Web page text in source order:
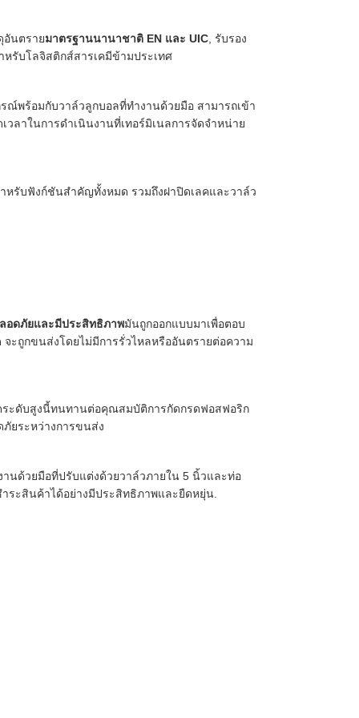
อันตรายมาตรฐานนานาชาติ EN และ UIC , รับรอง
รับโลจิสติกส์สารเคมีข้ามประเทศ
ณ์พร้อมกับวาล์วลูกบอลที่ทํางานด้วยมือ สามารถเข้า
ลาในการดําเนินงานที่เทอร์มิเนลการจัดจําหน่าย
หรับฟังก์ชันสําคัญทั้งหมด รวมถึงฝาปิดเลคและวาล์ว
อดภัยและมีประสิทธิภาพมันถูกออกแบบมาเพื่อตอบ
ะถูกขนส่งโดยไม่มีการรั่วไหลหรืออันตรายต่อความ
ระดับสูงนี้ทนทานต่อคุณสมบัติการกัดกรดฟอสฟอริก
ยระหว่างการขนส่ง
นด้วยมือที่ปรับแต่งด้วยวาล์วภายใน 5 นิ้วและท่อ
ระสินค้าได้อย่างมีประสิทธิภาพและยืดหยุ่น.